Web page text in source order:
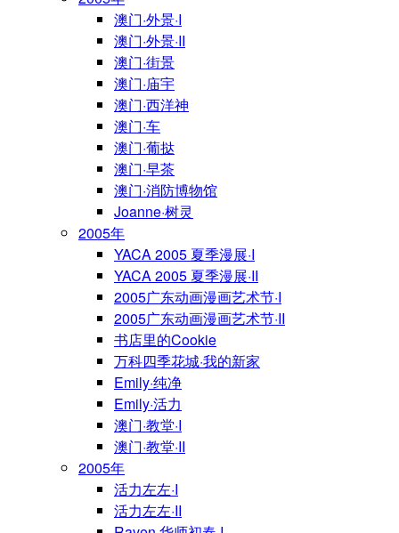
澳门·外景·I
澳门·外景·II
澳门·街景
澳门·庙宇
澳门·西洋神
澳门·车
澳门·葡挞
澳门·早茶
澳门·消防博物馆
Joanne·树灵
2005年
YACA 2005 夏季漫展·I
YACA 2005 夏季漫展·II
2005广东动画漫画艺术节·I
2005广东动画漫画艺术节·II
书店里的Cookie
万科四季花城·我的新家
Emily·纯净
Emily·活力
澳门·教堂·I
澳门·教堂·II
2005年
活力左左·I
活力左左·II